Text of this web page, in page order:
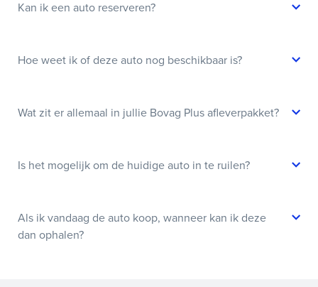
Kan ik een auto reserveren?
Hoe weet ik of deze auto nog beschikbaar is?
Wat zit er allemaal in jullie Bovag Plus afleverpakket?
Is het mogelijk om de huidige auto in te ruilen?
Als ik vandaag de auto koop, wanneer kan ik deze
dan ophalen?